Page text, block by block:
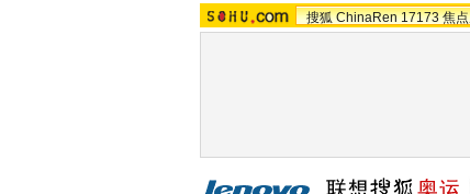
搜狐 ChinaRen 17173 焦